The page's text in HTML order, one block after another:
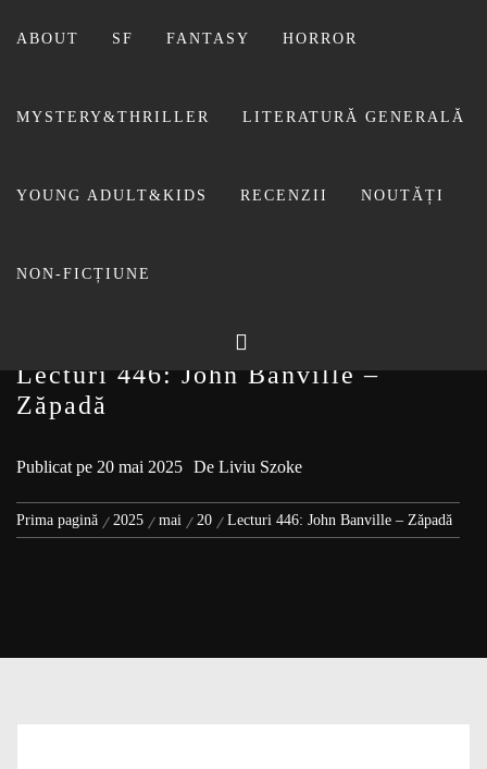
ABOUT SF FANTASY HORROR
MYSTERY&THRILLER LITERATURĂ GENERALĂ
YOUNG ADULT&KIDS RECENZII NOUTĂȚI
NON-FICȚIUNE
BIBLIOTECA LUI
Lecturi 446: John Banville –
Zăpadă
Publicat pe 20 mai 2025 De Liviu Szoke
Prima pagină 2025 mai 20 Lecturi 446: John Banville – Zăpadă